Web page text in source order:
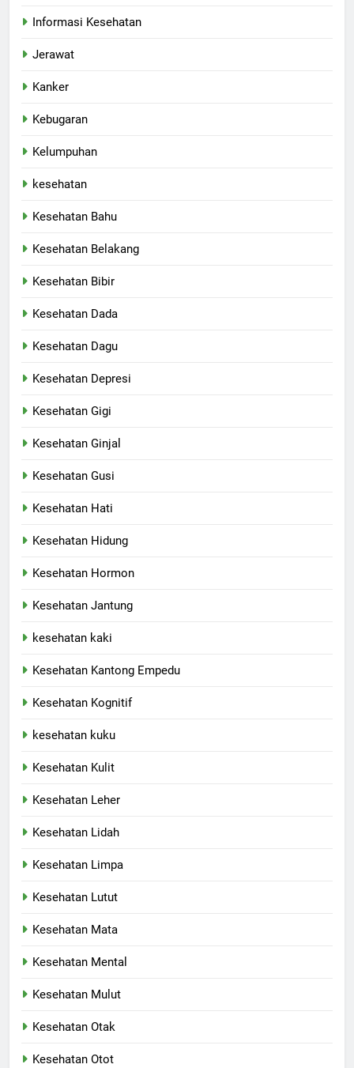
Informasi Kesehatan
Jerawat
Kanker
Kebugaran
Kelumpuhan
kesehatan
Kesehatan Bahu
Kesehatan Belakang
Kesehatan Bibir
Kesehatan Dada
Kesehatan Dagu
Kesehatan Depresi
Kesehatan Gigi
Kesehatan Ginjal
Kesehatan Gusi
Kesehatan Hati
Kesehatan Hidung
Kesehatan Hormon
Kesehatan Jantung
kesehatan kaki
Kesehatan Kantong Empedu
Kesehatan Kognitif
kesehatan kuku
Kesehatan Kulit
Kesehatan Leher
Kesehatan Lidah
Kesehatan Limpa
Kesehatan Lutut
Kesehatan Mata
Kesehatan Mental
Kesehatan Mulut
Kesehatan Otak
Kesehatan Otot